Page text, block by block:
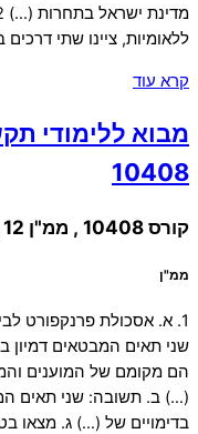
ללאומיות, ציינו שתי
קרא עוד
10408
קורס 10408 , ממ"ן 12 , ציון 93
ממ"ן
1. א. אסכולת פרנקפורט
שני תאים המבטאים דמיון
הם מקומם של המוענים
(…) ב. תשובה: שני תאים
בדימויים של (…) ג. מצאו